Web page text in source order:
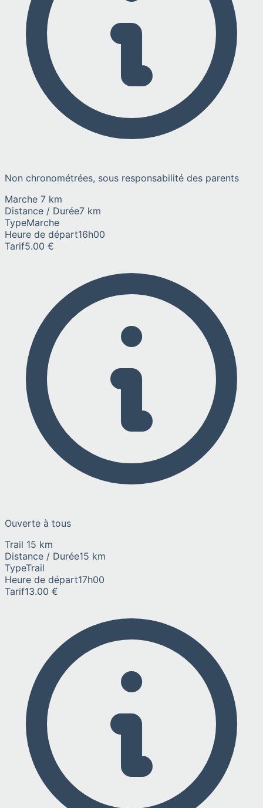
Non chronométrées, sous responsabilité des parents
Marche 7 km
Distance / Durée7 km
TypeMarche
Heure de départ16h00
Tarif5.00 €
Ouverte à tous
Trail 15 km
Distance / Durée15 km
TypeTrail
Heure de départ17h00
Tarif13.00 €